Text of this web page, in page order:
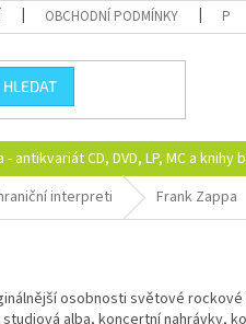
OBCHODNÍ PODMÍNKY
HLEDAT
antikvariát CD, DVD, LP, MC a knihy
interpreti Frank Zappa
osobnosti světové
alba, koncertní nahrávky,